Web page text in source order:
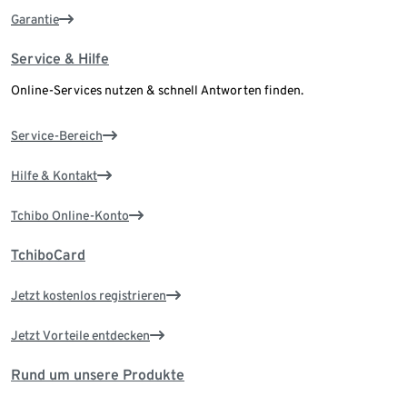
Garantie
Service & Hilfe
Online-Services nutzen & schnell Antworten finden.
Service-Bereich
Hilfe & Kontakt
Tchibo Online-Konto
TchiboCard
Jetzt kostenlos registrieren
Jetzt Vorteile entdecken
Rund um unsere Produkte